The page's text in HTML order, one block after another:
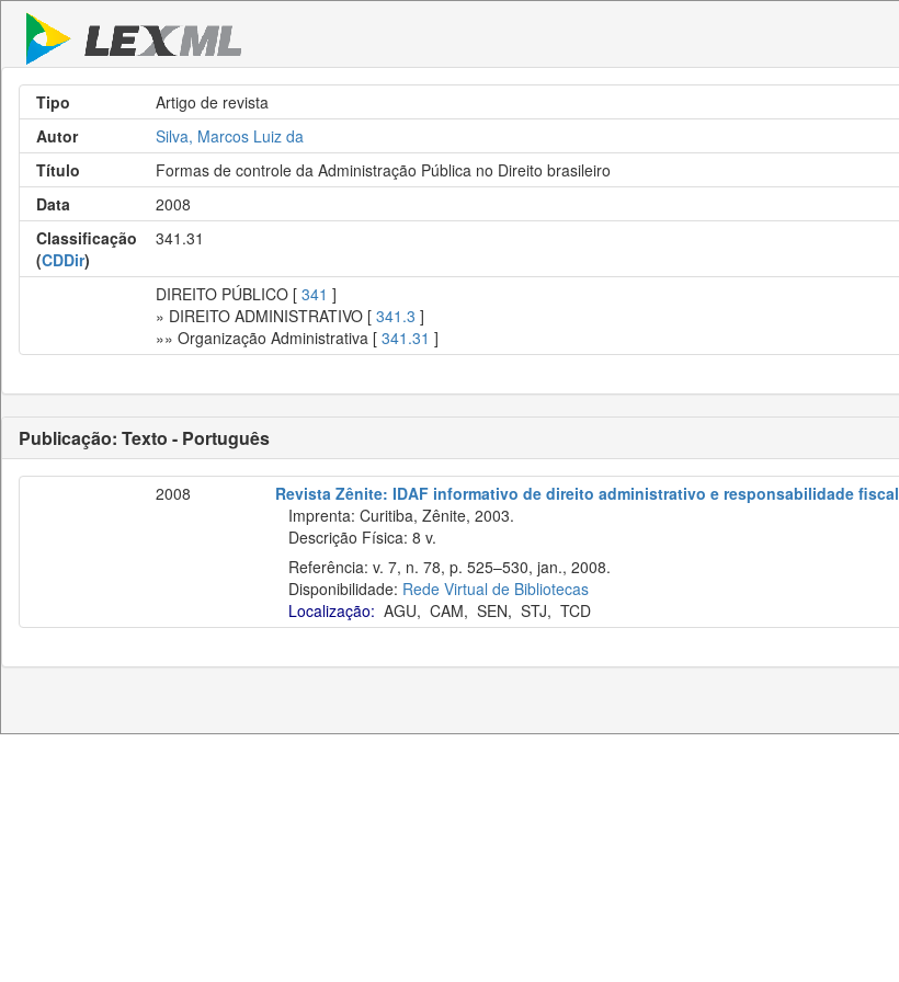
Tipo
Artigo de revista
Autor
Silva, Marcos Luiz da
Título
Formas de controle da Administração Pública no Direito brasileiro
Data
2008
Classificação
(CDDir)
341.31
DIREITO PÚBLICO [ 341 ]
» DIREITO ADMINISTRATIVO [ 341.3 ]
»» Organização Administrativa [ 341.31 ]
Publicação: Texto - Português
2008
Revista Zênite: IDAF informativo de direito administrativo e responsabilidade fiscal
Imprenta: Curitiba, Zênite, 2003.
Descrição Física: 8 v.
Referência: v. 7, n. 78, p. 525–530, jan., 2008.
Disponibilidade: Rede Virtual de Bibliotecas
Localização: AGU, CAM, SEN, STJ, TCD